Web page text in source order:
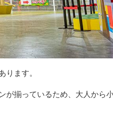
ます。
が揃っているため、大人から